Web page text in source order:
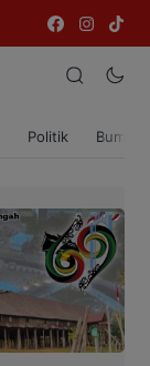
Politik Bumi